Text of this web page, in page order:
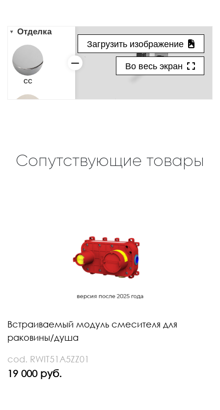
Сопутствующие товары
Встраиваемый модуль смесителя для
раковины/душа
cod. RWIT51A5ZZ01
19 000 руб.